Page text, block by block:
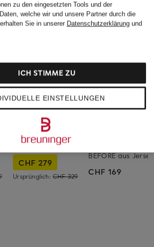
Marlenehose
CHF 279
Ursprünglich: CHF 329
BEFORE aus Jersey
CHF 169
zu den eingesetzten Tools und der
welche wir und unsere Partner durch die
Sie in unserer Datenschutzerklärungund
EINSTELLUNGEN
ICH STIMME ZU